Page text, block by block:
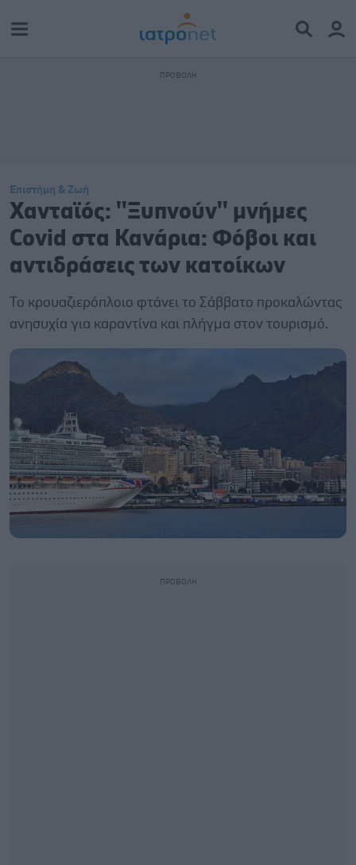
Επιστήμη & Ζωή
Χανταϊός: ''Ξυπνούν'' μνήμες
Covid στα Κανάρια: Φόβοι και
αντιδράσεις των κατοίκων
Το κρουαζιερόπλοιο φτάνει το Σάββατο προκαλώντας
ανησυχία για καραντίνα και πλήγμα στον τουρισμό.